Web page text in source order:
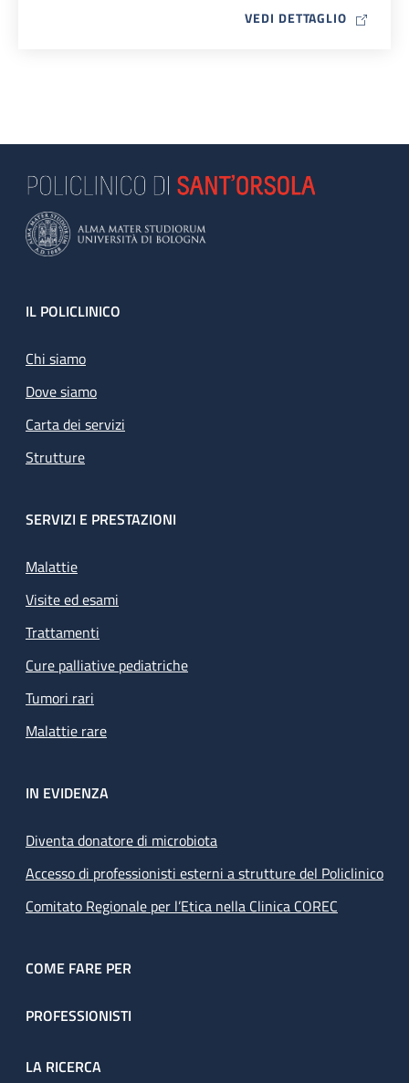
VEDI DETTAGLIO MAP ICON
Footer
IL POLICLINICO
Chi siamo
Dove siamo
Carta dei servizi
Strutture
SERVIZI E PRESTAZIONI
Malattie
Visite ed esami
Trattamenti
Cure palliative pediatriche
Tumori rari
Malattie rare
IN EVIDENZA
Diventa donatore di microbiota
Accesso di professionisti esterni a strutture del Policlinico
Comitato Regionale per l’Etica nella Clinica COREC
COME FARE PER
PROFESSIONISTI
LA RICERCA